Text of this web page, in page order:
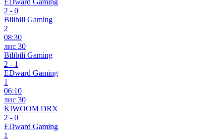
2 - 0
Bilibili Gaming
2
08:30
лис 30
Bilibili Gaming
2 - 1
EDward Gaming
1
06:10
лис 30
KIWOOM DRX
2 - 0
EDward Gaming
1